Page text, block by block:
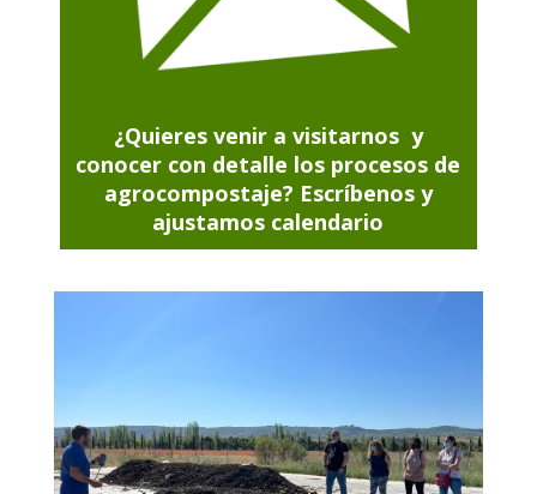
¿Quieres venir a visitarnos y
conocer con detalle los procesos de
agrocompostaje? Escríbenos y
ajustamos calendario